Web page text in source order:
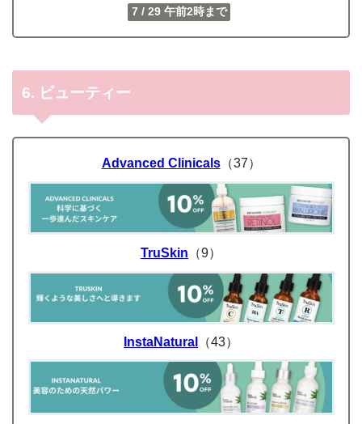
7 / 29 午前2時まで
6. ビューティー
Advanced Clinicals（37）
TruSkin （9）
InstaNatural （43）